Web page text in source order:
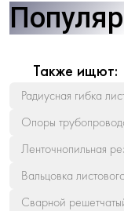
Также ищют:
Радиусная гибка
Опоры
Ленточнопильная
Вальцовка
Сварной